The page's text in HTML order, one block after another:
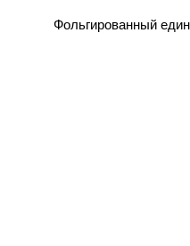
Фольгированный